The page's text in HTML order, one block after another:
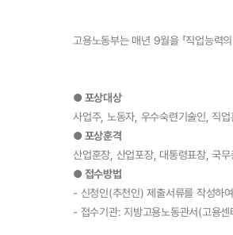
고용노동부는 매년 9월을 「직업능력
● 포상대상
사업주, 노동자, 우수숙련기술인, 직
●포상훈격
산업훈장, 산업포장, 대통령표창, 국
●접수방법
- 신청인(추천인) 제출서류를 작성
- 접수기관: 지방고용노동관서(고용